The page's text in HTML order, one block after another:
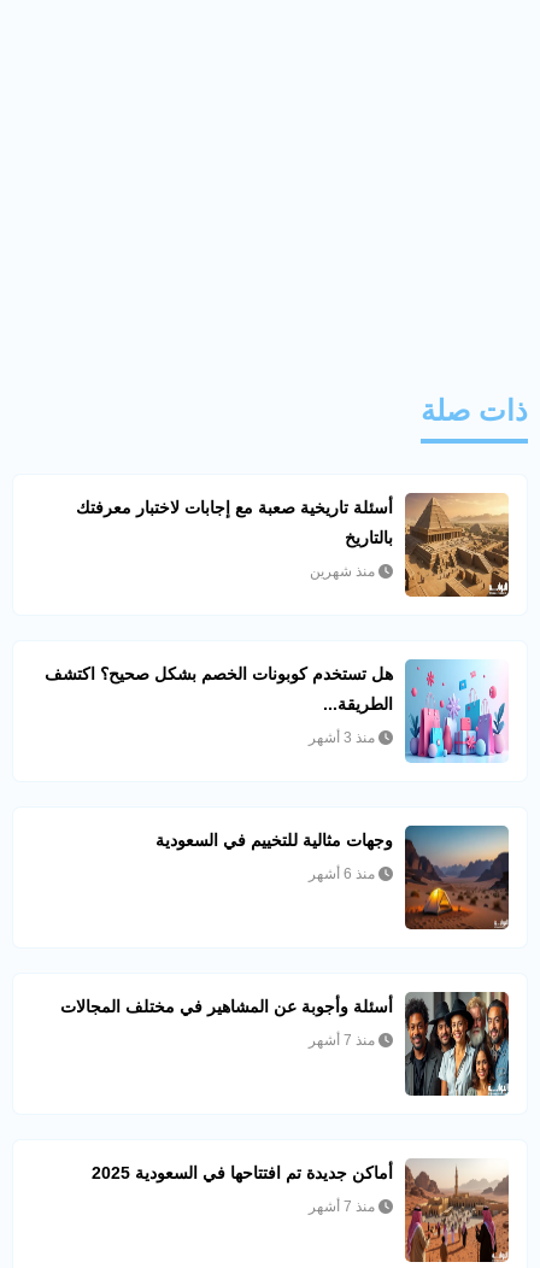
ذات صلة
أسئلة تاريخية صعبة مع إجابات لاختبار معرفتك
بالتاريخ
منذ شهرين
هل تستخدم كوبونات الخصم بشكل صحيح؟ اكتشف
الطريقة...
منذ 3 أشهر
وجهات مثالية للتخييم في السعودية
منذ 6 أشهر
أسئلة وأجوبة عن المشاهير في مختلف المجالات
منذ 7 أشهر
أماكن جديدة تم افتتاحها في السعودية 2025
منذ 7 أشهر